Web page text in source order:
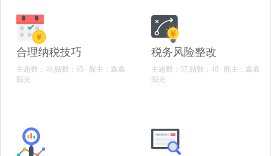
合理纳税技巧
主题数：46,贴数：65
舵主：鑫鑫
阳光
税务风险整改
主题数：37,贴数：46
舵主：鑫鑫
阳光